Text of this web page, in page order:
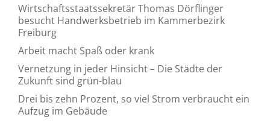
Wirtschaftsstaatssekretär Thomas Dörflinger
besucht Handwerksbetrieb im Kammerbezirk
Freiburg
Arbeit macht Spaß oder krank
Vernetzung in jeder Hinsicht – Die Städte der
Zukunft sind grün-blau
Drei bis zehn Prozent, so viel Strom verbraucht ein
Aufzug im Gebäude